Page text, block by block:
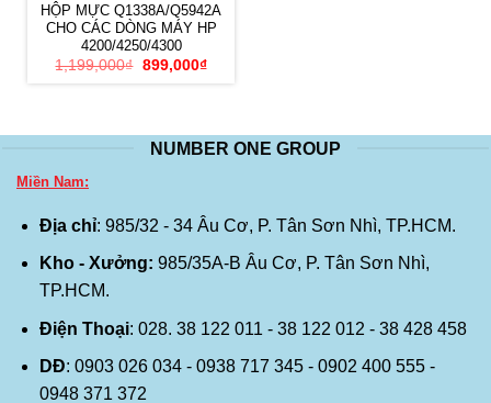
HỘP MỰC Q1338A/Q5942A
CHO CÁC DÒNG MÁY HP
4200/4250/4300
1,199,000₫ Giá
899,000₫Giá
NUMBER ONE GROUP
Miền Nam:
Địa chỉ: 985/32 - 34 Âu Cơ, P. Tân Sơn Nhì, TP.HCM.
Kho - Xưởng: 985/35A-B Âu Cơ, P. Tân Sơn Nhì,
TP.HCM.
Điện Thoại: 028. 38 122 011 - 38 122 012 - 38 428 458
DĐ: 0903 026 034 - 0938 717 345 - 0902 400 555 -
0948 371 372